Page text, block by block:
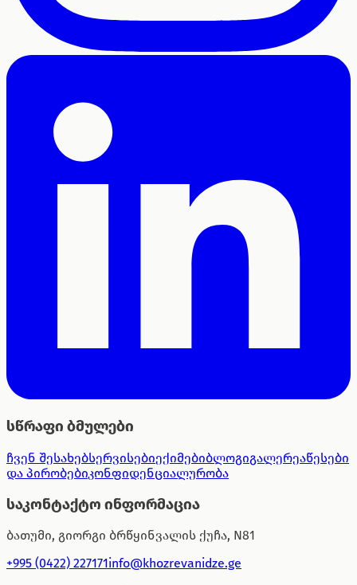
სწრაფი ბმულები
ჩვენ შესახებსერვისებიექიმებიბლოგიგალერეაწესები
და პირობებიკონფიდენციალურობა
საკონტაქტო ინფორმაცია
ბათუმი, გიორგი ბრწყინვალის ქუჩა, N81
+995 (0422) 227171info@khozrevanidze.ge